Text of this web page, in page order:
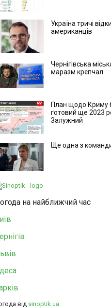
Україна тричі
американців
Чернігівська
маразм крєпчал
План щодо Криму
готовий ще 2023
Залужний
Ще одна з
на найближчий час
від sinoptik.ua